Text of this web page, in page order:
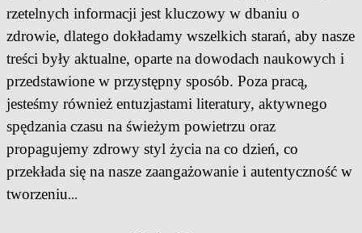
rzetelnych informacji jest kluczowy w dbaniu o
zdrowie, dlatego dokładamy wszelkich starań, aby nasze
treści były aktualne, oparte na dowodach naukowych i
przedstawione w przystępny sposób. Poza pracą,
jesteśmy również entuzjastami literatury, aktywnego
spędzania czasu na świeżym powietrzu oraz
propagujemy zdrowy styl życia na co dzień, co
przekłada się na nasze zaangażowanie i autentyczność w
tworzeniu...